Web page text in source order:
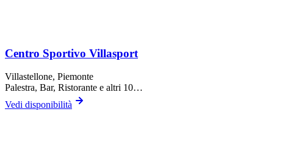
Centro Sportivo Villasport
Villastellone, Piemonte
Palestra, Bar, Ristorante e altri 10…
Vedi disponibilità